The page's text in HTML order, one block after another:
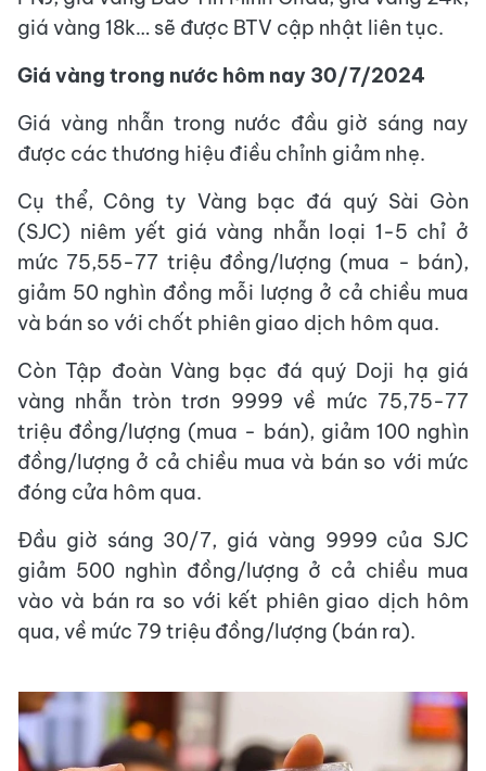
giá vàng 18k… sẽ được BTV cập nhật liên tục.
Giá vàng trong nước hôm nay 30/7/2024
Giá vàng nhẫn trong nước đầu giờ sáng nay
được các thương hiệu điều chỉnh giảm nhẹ.
Cụ thể, Công ty Vàng bạc đá quý Sài Gòn
(SJC) niêm yết giá vàng nhẫn loại 1-5 chỉ ở
mức 75,55-77 triệu đồng/lượng (mua - bán),
giảm 50 nghìn đồng mỗi lượng ở cả chiều mua
và bán so với chốt phiên giao dịch hôm qua.
Còn Tập đoàn Vàng bạc đá quý Doji hạ giá
vàng nhẫn tròn trơn 9999 về mức 75,75-77
triệu đồng/lượng (mua - bán), giảm 100 nghìn
đồng/lượng ở cả chiều mua và bán so với mức
đóng cửa hôm qua.
Đầu giờ sáng 30/7, giá vàng 9999 của SJC
giảm 500 nghìn đồng/lượng ở cả chiều mua
vào và bán ra so với kết phiên giao dịch hôm
qua, về mức 79 triệu đồng/lượng (bán ra).